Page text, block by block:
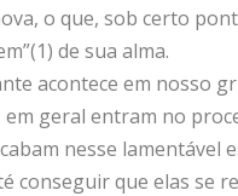
o que, sob certo
de sua alma.
acontece em nosso
geral entram no
nesse lamentável
conseguir que elas se